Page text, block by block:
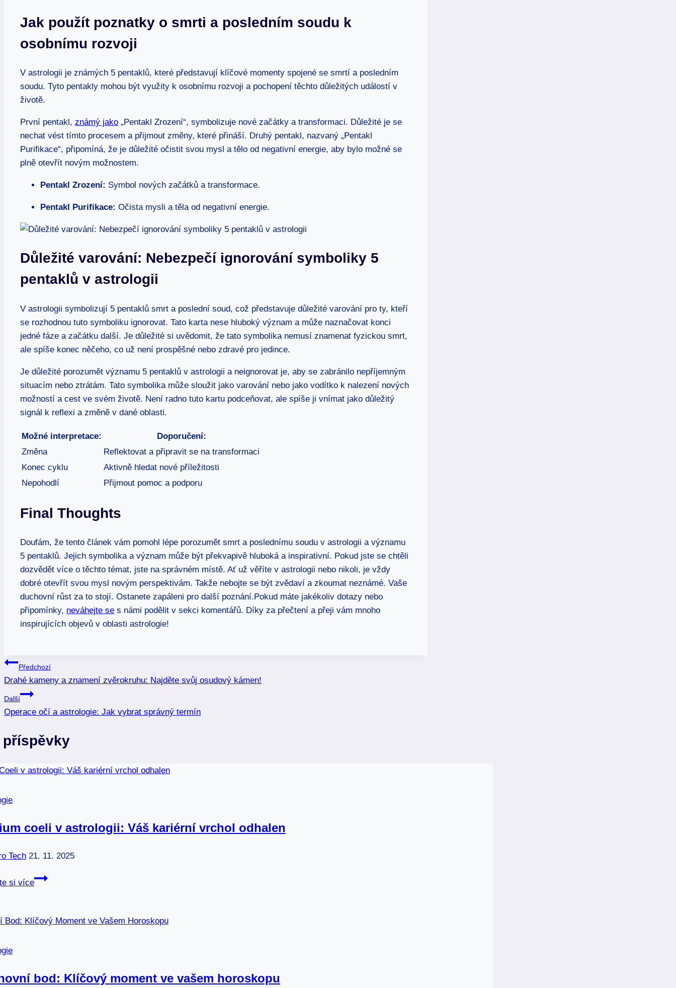
Jak použít poznatky o smrti a posledním soudu k
osobnímu rozvoji
V astrologii je známých 5 pentaklů, které představují klíčové momenty spojené se smrtí a posledním
soudu. Tyto pentakly mohou být využity k osobnímu rozvoji a pochopení těchto důležitých událostí v
životě.
První pentakl, známý jako „Pentakl Zrození“, symbolizuje nové začátky a transformaci. Důležité je se
nechat vést tímto procesem a přijmout změny, které přináší. Druhý pentakl, nazvaný „Pentakl
Purifikace“, připomíná, že je důležité očistit svou mysl a tělo od negativní energie, aby bylo možné se
plně otevřít novým možnostem.
Pentakl Zrození: Symbol nových začátků a transformace.
Pentakl Purifikace: Očista mysli a těla od negativní energie.
Důležité varování: Nebezpečí ignorování symboliky 5
pentaklů v astrologii
V astrologii symbolizují 5 pentaklů smrt a poslední soud, což představuje důležité varování pro ty, kteří
se rozhodnou tuto symboliku ignorovat. Tato karta nese hluboký význam a může naznačovat konci
jedné fáze a začátku další. Je důležité si uvědomit, že tato symbolika nemusí znamenat fyzickou smrt,
ale spíše konec něčeho, co už není prospěšné nebo zdravé pro jedince.
Je důležité porozumět významu 5 pentaklů v astrologii a neignorovat je, aby se zabránilo nepříjemným
situacím nebo ztrátám. Tato symbolika může sloužit jako varování nebo jako vodítko k nalezení nových
možností a cest ve svém životě. Není radno tuto kartu podceňovat, ale spíše ji vnímat jako důležitý
signál k reflexi a změně v dané oblasti.
Možné interpretace:
Doporučení:
Změna
Reflektovat a připravit se na transformaci
Konec cyklu
Aktivně hledat nové příležitosti
Nepohodlí
Přijmout pomoc a podporu
Final Thoughts
Doufám, že tento článek vám pomohl lépe porozumět smrt a poslednímu soudu v astrologii a významu
5 pentaklů. Jejich symbolika a význam může být překvapivě hluboká a inspirativní. Pokud jste se chtěli
dozvědět více o těchto témat, jste na správném místě. Ať už věříte v astrologii nebo nikoli, je vždy
dobré otevřít svou mysl novým perspektivám. Takže nebojte se být zvědaví a zkoumat neznámé. Vaše
duchovní růst za to stojí. Ostanete zapáleni pro další poznání.Pokud máte jakékoliv dotazy nebo
připomínky, neváhejte se s námi podělit v sekci komentářů. Díky za přečtení a přeji vám mnoho
inspirujících objevů v oblasti astrologie!
Navigace
pro
příspěvek
Předchozí
Drahé kameny a znamení zvěrokruhu: Najděte svůj osudový kámen!
Další
Operace očí a astrologie: Jak vybrat správný termín
příspěvky
coeli v astrologii: Váš kariérní vrchol odhalen
Tech 21. 11. 2025
si více
Medium
astrologii:
odhalen
bod: Klíčový moment ve vašem horoskopu